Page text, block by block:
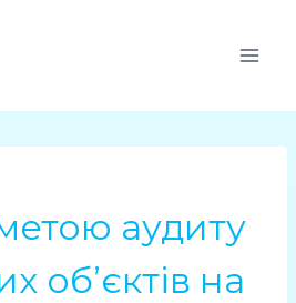
аудиту
об’єктів на